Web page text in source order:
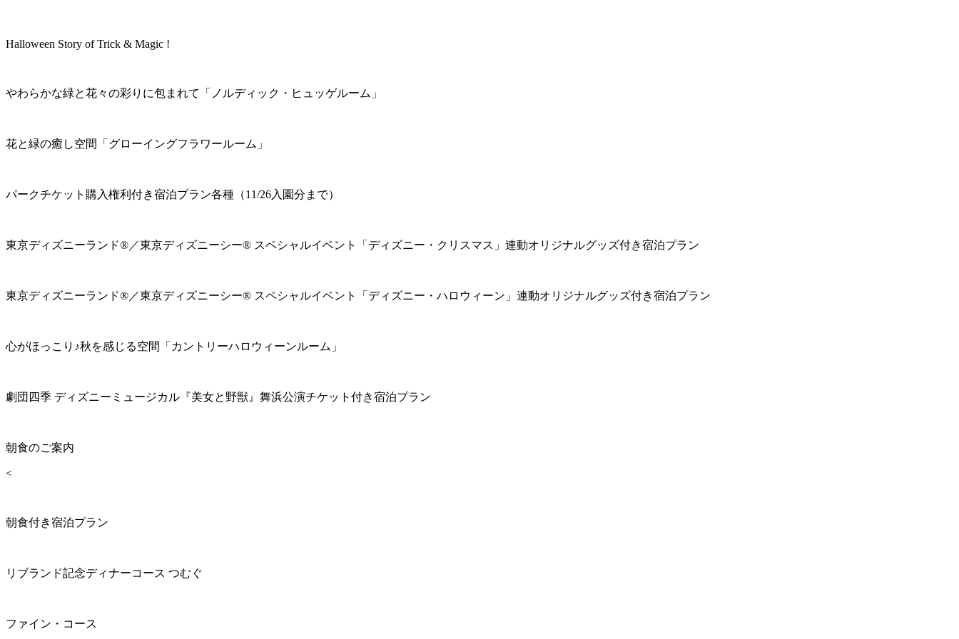
Halloween Story of Trick & Magic !
やわらかな緑と花々の彩りに包まれて「ノルディック・ヒュッゲルーム」
花と緑の癒し空間「グローイングフラワールーム」
パークチケット購入権利付き宿泊プラン各種（11/26入園分まで）
東京ディズニーランド®／東京ディズニーシー® スペシャルイベント「ディズニー・クリスマス」連動オリジナルグッズ付き宿泊プラン
東京ディズニーランド®／東京ディズニーシー® スペシャルイベント「ディズニー・ハロウィーン」連動オリジナルグッズ付き宿泊プラン
心がほっこり♪秋を感じる空間「カントリーハロウィーンルーム」
劇団四季 ディズニーミュージカル『美女と野獣』舞浜公演チケット付き宿泊プラン
朝食のご案内
<
朝食付き宿泊プラン
リブランド記念ディナーコース つむぐ
ファイン・コース